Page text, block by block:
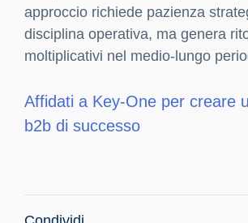
approccio richiede pazienza
disciplina operativa, ma genera
moltiplicativi nel medio-lungo
Affidati a Key-One per creare
b2b di successo